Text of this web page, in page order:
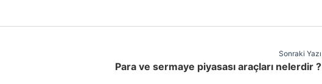
Sonraki Yazı
Para ve sermaye piyasası araçları nelerdir ?